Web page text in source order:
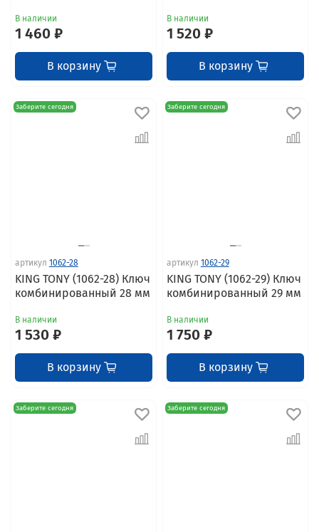
В наличии
1 460 ₽
В корзину
В наличии
1 520 ₽
В корзину
Заберите сегодня
артикул 1062-28
KING TONY (1062-28) Ключ
комбинированный 28 мм
В наличии
1 530 ₽
В корзину
Заберите сегодня
артикул 1062-29
KING TONY (1062-29) Ключ
комбинированный 29 мм
В наличии
1 750 ₽
В корзину
Заберите сегодня Заберите сегодня